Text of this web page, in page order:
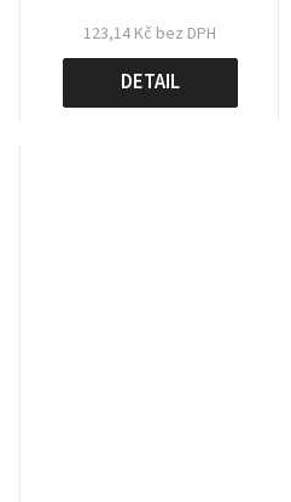
123,14 Kč bez DPH
DETAIL